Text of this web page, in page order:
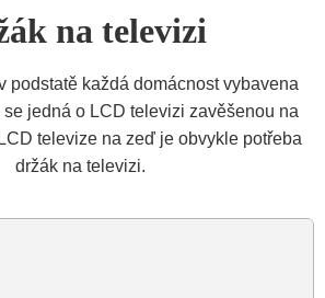
na televizi
podstatě každá domácnost vybavena
jedná o LCD televizi zavěšenou na
televize na zeď je obvykle potřeba
držák na televizi.